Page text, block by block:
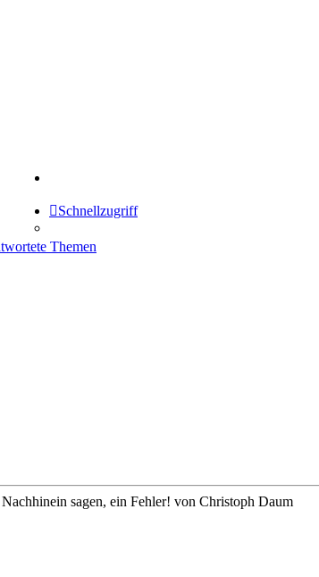
Schnellzugriff
Themen
sagen, ein Fehler! von Christoph Daum